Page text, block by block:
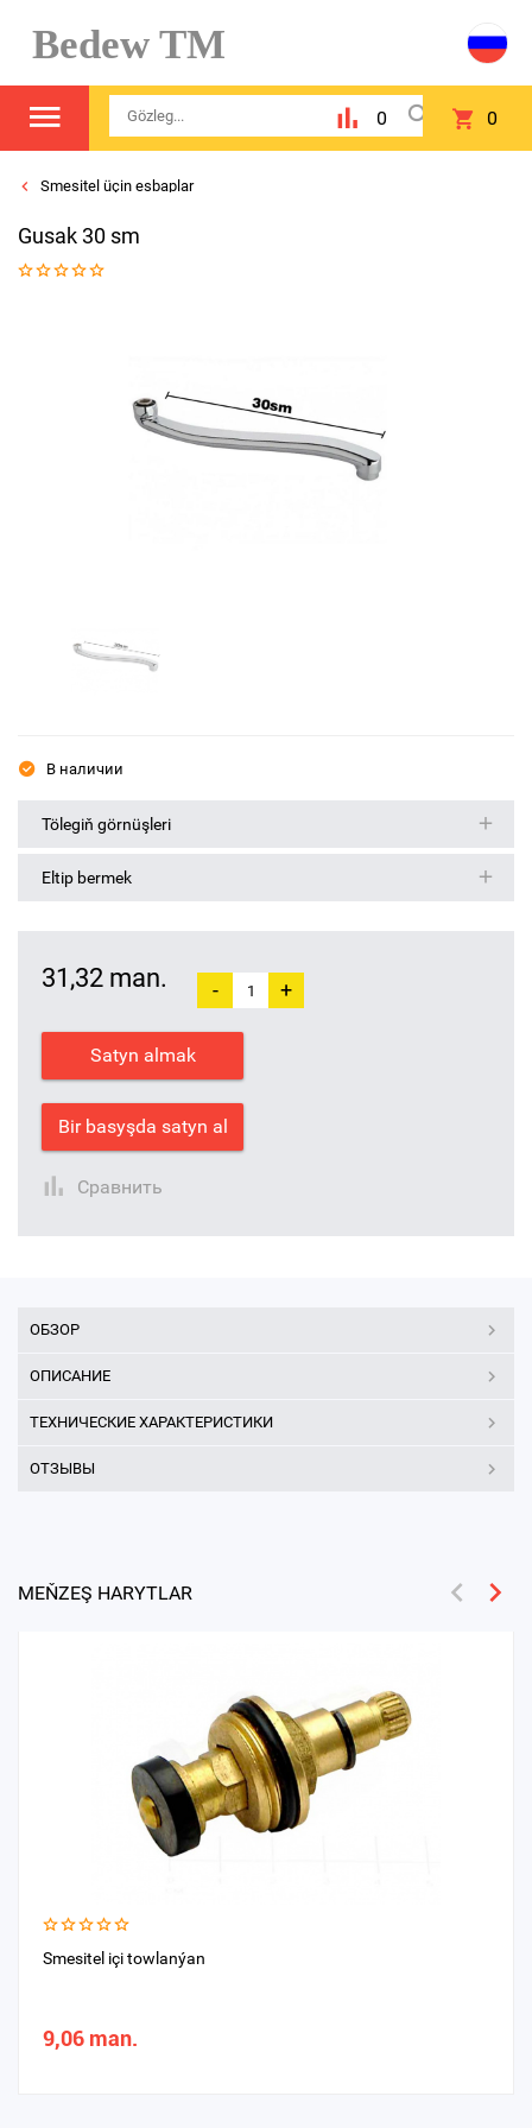
Bedew TM
0 0
Smesitel üçin esbaplar
Gusak 30 sm
В наличии
Tölegiň görnüşleri
Eltip bermek
31,32 man. - +
Satyn almak
Bir basyşda satyn al
Сравнить
ОБЗОР
ОПИСАНИЕ
ТЕХНИЧЕСКИЕ ХАРАКТЕРИСТИКИ
ОТЗЫВЫ
MEŇZEŞ HARYTLAR
Smesitel içi towlanýan
9,06 man.